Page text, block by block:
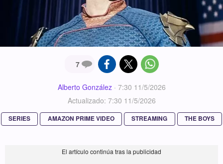
7
Alberto González· 7:30 11/5/2026
Actualizado: 7:30 11/5/2026
SERIES AMAZON PRIME VIDEO STREAMING THE BOYS